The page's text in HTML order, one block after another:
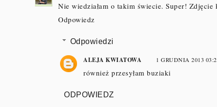
Nie wiedziałam o takim świecie. Super! Zdjęcie
Odpowiedz
Odpowiedzi
ALEJA KWIATOWA 1 GRUDNIA 2013
również przesyłam buziaki
ODPOWIEDZ